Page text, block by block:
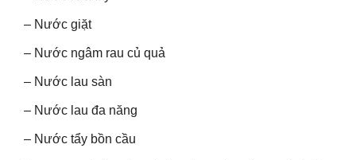
– Nước giặt
– Nước ngâm rau củ quả
– Nước lau sàn
– Nước lau đa năng
– Nước tẩy bồn cầu